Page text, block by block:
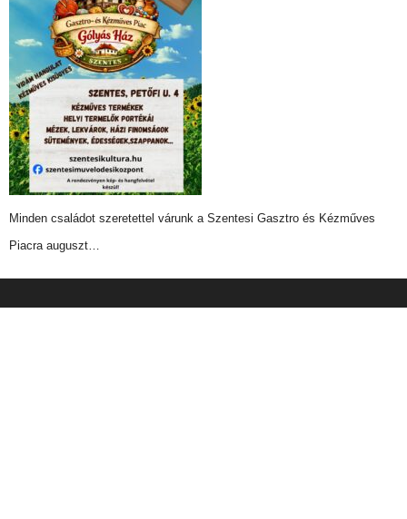
Minden családot szeretettel várunk a Szentesi Gasztro és Kézműves
Piacra auguszt…